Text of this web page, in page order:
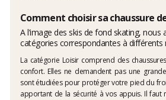
Comment choisir sa chaussure
A l’image des skis de fond skating, nous
catégories correspondantes à différents
La catégorie Loisir comprend des
confort. Elles ne demandent pas une
sont étudiées pour protéger votre pied du
apportant de la sécurité à vos appuis. Il faut